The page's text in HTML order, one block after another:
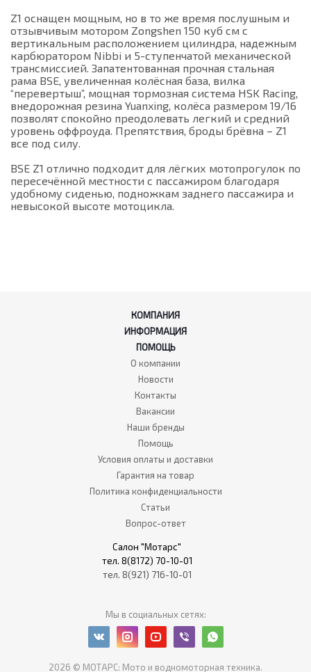
Z1 оснащен мощным, но в то же время послушным и
отзывчивым мотором Zongshen 150 куб см с
вертикальным расположением цилиндра, надежным
карбюратором Nibbi и 5-ступенчатой механической
трансмиссией. Запатентованная прочная стальная
рама BSE, увеличенная колёсная база, вилка
“перевертыш”, мощная тормозная система HSK Racing,
внедорожная резина Yuanxing, колёса размером 19/16
позволят спокойно преодолевать легкий и средний
уровень оффроуда. Препятствия, броды брёвна – Z1
все под силу.
BSE Z1 отлично подходит для лёгких мотопрогулок по
пересечённой местности с пассажиром благодаря
удобному сиденью, подножкам заднего пассажира и
невысокой высоте мотоцикла.
КОМПАНИЯ
ИНФОРМАЦИЯ
ПОМОЩЬ
О компании
Новости
Контакты
Вакансии
Наши бренды
Помощь
Условия оплаты и доставки
Гарантия на товар
Политика конфиденциальности
Статьи
Вопрос-ответ
Салон "Мотарс"
тел. 8(8172) 70-10-01
тел. 8(921) 716-10-01
Мы в социальных сетях:
2026 © МОТАРС: Мото и водномоторная техника.